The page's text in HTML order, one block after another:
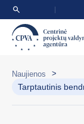
Naujienos >
Tarptautinis